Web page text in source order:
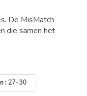
De MisMatch
die samen het
: 27-30